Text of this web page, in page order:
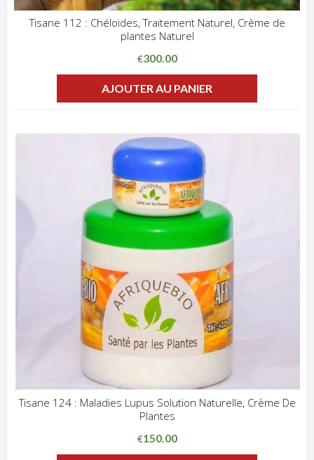
Tisane 112 : Chéloïdes, Traitement Naturel, Crème de
plantes Naturel
€300.00
AJOUTER AU PANIER
Tisane 124 : Maladies Lupus Solution Naturelle, Crème De
Plantes
€150.00